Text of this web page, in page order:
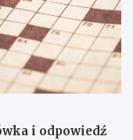
i odpowiedź